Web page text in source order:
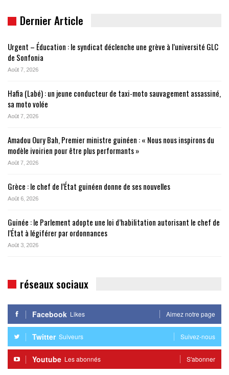
Dernier Article
Urgent – Éducation : le syndicat déclenche une grève à l’université GLC
de Sonfonia
Août 7, 2026
Hafia (Labé) : un jeune conducteur de taxi-moto sauvagement assassiné,
sa moto volée
Août 7, 2026
Amadou Oury Bah, Premier ministre guinéen : « Nous nous inspirons du
modèle ivoirien pour être plus performants »
Août 7, 2026
Grèce : le chef de l’État guinéen donne de ses nouvelles
Août 6, 2026
Guinée : le Parlement adopte une loi d’habilitation autorisant le chef de
l’État à légiférer par ordonnances
Août 3, 2026
réseaux sociaux
Facebook Likes Aimez notre page
Twitter Suiveurs Suivez-nous
Youtube Les abonnés S'abonner